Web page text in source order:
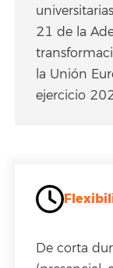
21 de la
la Unión
ejercicio
De corta